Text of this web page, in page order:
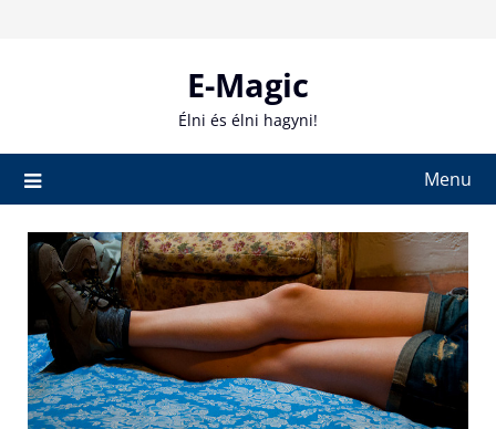
E-Magic
Élni és élni hagyni!
Menu